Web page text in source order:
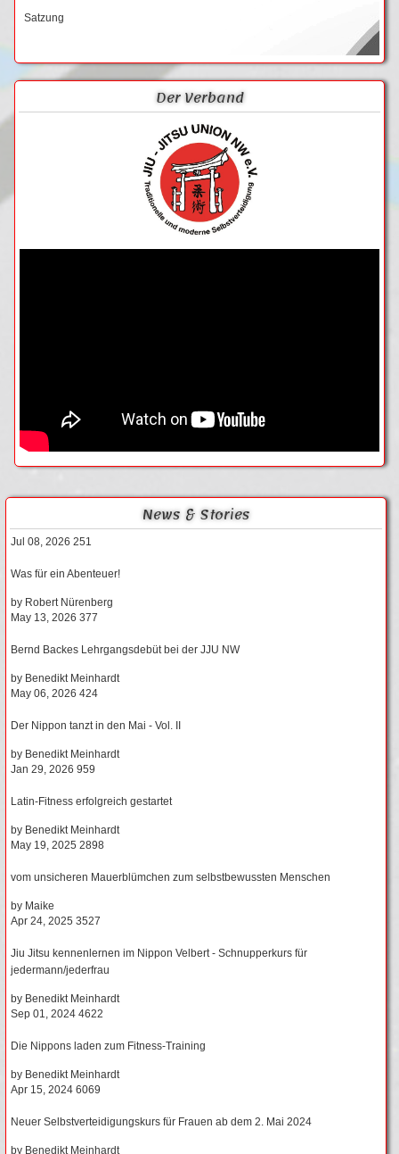
Satzung
Der Verband
News & Stories
Jul 08, 2026 251
Was für ein Abenteuer!
by Robert Nürenberg
May 13, 2026 377
Bernd Backes Lehrgangsdebüt bei der JJU NW
by Benedikt Meinhardt
May 06, 2026 424
Der Nippon tanzt in den Mai - Vol. II
by Benedikt Meinhardt
Jan 29, 2026 959
Latin-Fitness erfolgreich gestartet
by Benedikt Meinhardt
May 19, 2025 2898
vom unsicheren Mauerblümchen zum selbstbewussten Menschen
by Maike
Apr 24, 2025 3527
Jiu Jitsu kennenlernen im Nippon Velbert - Schnupperkurs für
jedermann/jederfrau
by Benedikt Meinhardt
Sep 01, 2024 4622
Die Nippons laden zum Fitness-Training
by Benedikt Meinhardt
Apr 15, 2024 6069
Neuer Selbstverteidigungskurs für Frauen ab dem 2. Mai 2024
by Benedikt Meinhardt